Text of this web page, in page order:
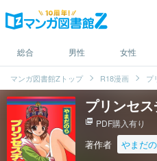
総合 男性 女性
マンガ図書館Zトップ R18漫画 プ
プリンセ
picture_as_pdf PDF購入有り
著作者 やまだ